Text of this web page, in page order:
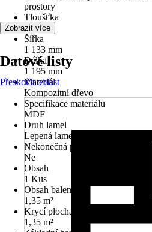
prostory
Tloušťka
19 mm
Šířka
1 133 mm
Délka
1 195 mm
Materiál
Kompozitní dřevo
Specifikace materiálu
MDF
Druh lamel
Lepená lamela, Jednostranné
Nekonečná pokládka
Ne
Obsah
1 Kus
Obsah balení
1,35 m²
Krycí plocha
1,35 m²
Zobrazit více
Datové listy
Přeskočit oblast